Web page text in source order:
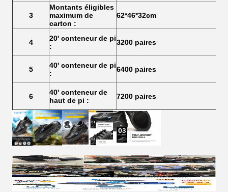
3
Montants éligibles
maximum de
carton :
62*46*32cm
4
20' conteneur de pi
:
3200 paires
5
40' conteneur de pi
:
6400 paires
6
40' conteneur de
haut de pi :
7200 paires